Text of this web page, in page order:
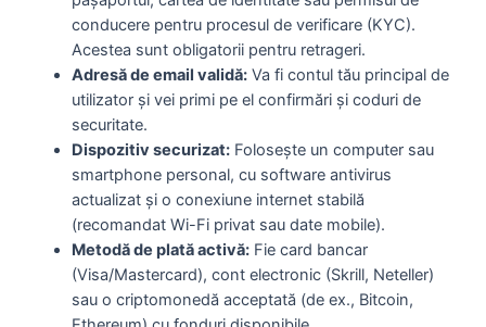
conducere pentru procesul de verificare (KYC).
Acestea sunt obligatorii pentru retrageri.
Adresă de email validă: Va fi contul tău principal de
utilizator și vei primi pe el confirmări și coduri de
securitate.
Dispozitiv securizat: Folosește un computer sau
smartphone personal, cu software antivirus
actualizat și o conexiune internet stabilă
(recomandat Wi-Fi privat sau date mobile).
Metodă de plată activă: Fie card bancar
(Visa/Mastercard), cont electronic (Skrill, Neteller)
sau o criptomonedă acceptată (de ex., Bitcoin,